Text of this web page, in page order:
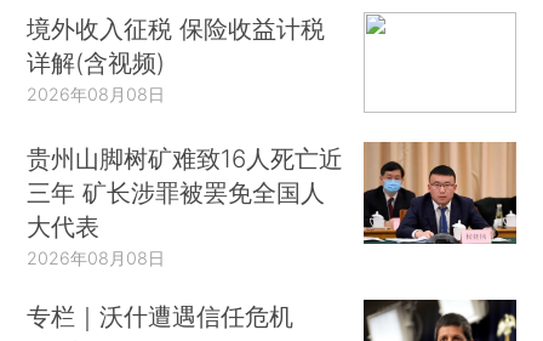
境外收入征税 保险收益计税
详解(含视频)
2026年08月08日
贵州山脚树矿难致16人死亡近
三年 矿长涉罪被罢免全国人
大代表
2026年08月08日
专栏｜沃什遭遇信任危机